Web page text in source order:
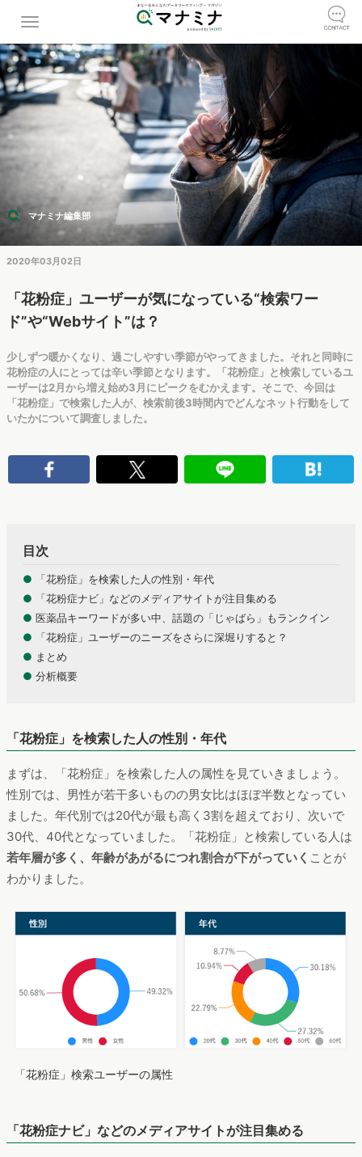
マナミナ編集部
2020年03月02日
「花粉症」ユーザーが気になっている“検索ワー
ド”や“Webサイト”は？
少しずつ暖かくなり、過ごしやすい季節がやってきました。それと同時に
花粉症の人にとっては辛い季節となります。「花粉症」と検索しているユ
ーザーは2月から増え始め3月にピークをむかえます。そこで、今回は
「花粉症」で検索した人が、検索前後3時間内でどんなネット行動をして
いたかについて調査しました。
目次
● 「花粉症」を検索した人の性別・年代
● 「花粉症ナビ」などのメディアサイトが注目集める
● 医薬品キーワードが多い中、話題の「じゃばら」もランクイン
● 「花粉症」ユーザーのニーズをさらに深堀りすると？
● まとめ
● 分析概要
「花粉症」を検索した人の性別・年代
まずは、「花粉症」を検索した人の属性を見ていきましょう。
性別では、男性が若干多いものの男女比はほぼ半数となってい
ました。年代別では20代が最も高く3割を超えており、次いで
30代、40代となっていました。「花粉症」と検索している人は
若年層が多く、年齢があがるにつれ割合が下がっていく ことが
わかりました。
「花粉症」検索ユーザーの属性
「花粉症ナビ」などのメディアサイトが注目集める